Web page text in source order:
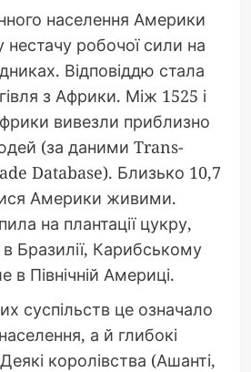
населення Америки
нестачу робочої сили на
Відповіддю стала
з Африки. Між 1525 і
вивезли приблизно
(за даними Trans-
Database). Близько 10,7
Америки живими.
на плантації цукру,
Бразилії, Карибському
в Північній Америці.
суспільств це означало
а й глибокі
королівства (Ашанті,